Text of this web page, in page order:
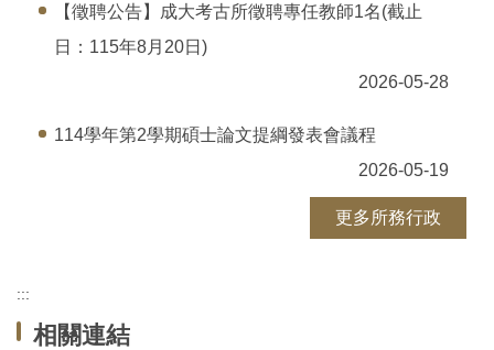
【徵聘公告】成大考古所徵聘專任教師1名(截止
日：115年8月20日)
2026-05-28
114學年第2學期碩士論文提綱發表會議程
2026-05-19
更多所務行政
:::
相關連結